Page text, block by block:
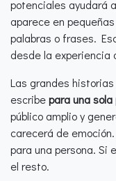
potenciales ayudará
aparece en
palabras o frases.
desde la experiencia
Las grandes historias
escribepara una sola
público amplio y
carecerá de
para una persona. Si
el resto.